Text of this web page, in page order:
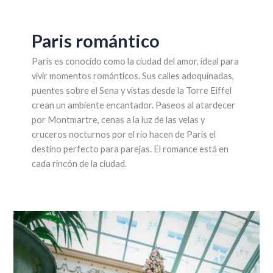
Paris romántico
París es conocido como la ciudad del amor, ideal para
vivir momentos románticos. Sus calles adoquinadas,
puentes sobre el Sena y vistas desde la Torre Eiffel
crean un ambiente encantador. Paseos al atardecer
por Montmartre, cenas a la luz de las velas y
cruceros nocturnos por el río hacen de París el
destino perfecto para parejas. El romance está en
cada rincón de la ciudad.
el
árbol
Navidad